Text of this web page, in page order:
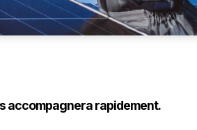
accompagnera rapidement.